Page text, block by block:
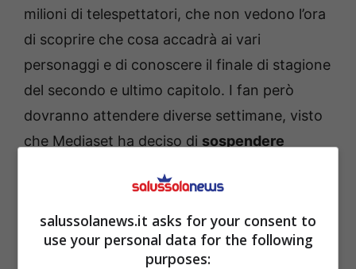
milioni di telespettatori, che non vedono l’ora
di scoprire che cosa accadrà ai vari
personaggi e di conoscere il finale di stagione
del secondo e ultimo capitolo. I fan però
dovranno attendere diverse settimane, visto
che Mediaset ha deciso di sospendere
salussolanews.it asks for your consent to
use your personal data for the following
purposes: